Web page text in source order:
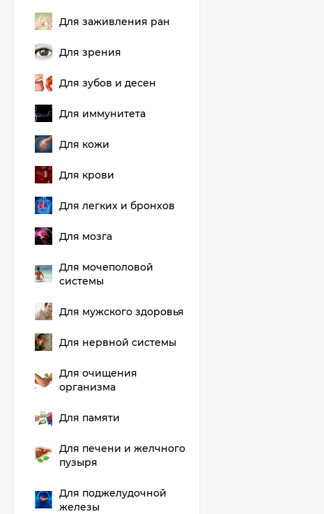
Для заживления ран
Для зрения
Для зубов и десен
Для иммунитета
Для кожи
Для крови
Для легких и бронхов
Для мозга
Для мочеполовой
системы
Для мужского здоровья
Для нервной системы
Для очищения
организма
Для памяти
Для печени и желчного
пузыря
Для поджелудочной
железы